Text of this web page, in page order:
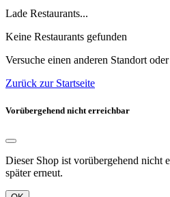
Lade Restaurants...
Keine Restaurants gefunden
Versuche einen anderen Standort
Zurück zur Startseite
Vorübergehend nicht erreichbar
Dieser Shop ist vorübergehend nicht
später erneut.